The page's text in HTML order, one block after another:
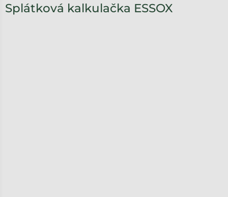
Splátková kalkulačka ESSOX